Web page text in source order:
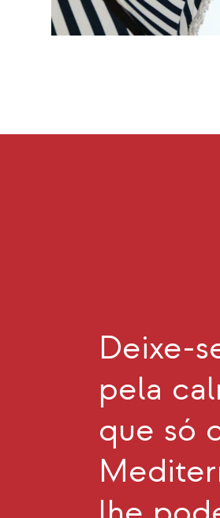
Deixe-
pela
que só